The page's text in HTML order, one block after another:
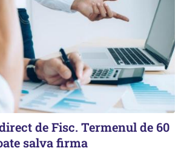
de Fisc. Termenul de 60
salva firma